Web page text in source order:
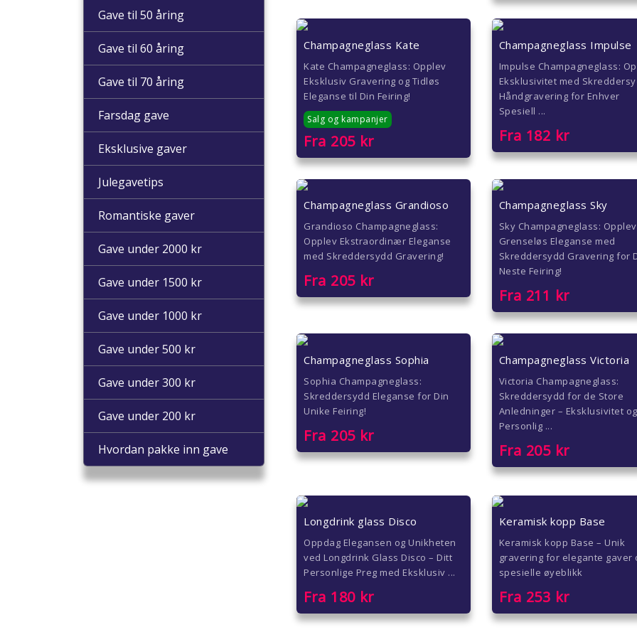
Gave til 50 åring
Gave til 60 åring
Gave til 70 åring
Farsdag gave
Eksklusive gaver
Julegavetips
Romantiske gaver
Gave under 2000 kr
Gave under 1500 kr
Gave under 1000 kr
Gave under 500 kr
Gave under 300 kr
Gave under 200 kr
Hvordan pakke inn gave
Champagneglass Kate
Kate Champagneglass: Opplev
Eksklusiv Gravering og Tidløs
Eleganse til Din Feiring!
Salg og kampanjer
Fra 205kr
Champagneglass Impulse
Impulse Champagneglass:
Eksklusivitet med
Håndgravering for Enhver
Spesiell ...
Fra 182 kr
Champagneglass Grandioso
Grandioso Champagneglass:
Opplev Ekstraordinær Eleganse
med Skreddersydd Gravering!
Fra 205kr
Champagneglass Sky
Sky Champagneglass: Opplev
Grenseløs Eleganse med
Skreddersydd Gravering for
Neste Feiring!
Fra 211 kr
Champagneglass Sophia
Sophia Champagneglass:
Skreddersydd Eleganse for Din
Unike Feiring!
Fra 205kr
Champagneglass Victoria
Victoria Champagneglass:
Skreddersydd for de Store
Anledninger – Eksklusivitet og
Personlig ...
Fra 205kr
Longdrink glass Disco
Oppdag Elegansen og Unikheten
ved Longdrink Glass Disco – Ditt
Personlige Preg med Eksklusiv ...
Fra 180kr
Keramisk kopp Base
Keramisk kopp Base – Unik
gravering for elegante gaver
spesielle øyeblikk
Fra 253 kr